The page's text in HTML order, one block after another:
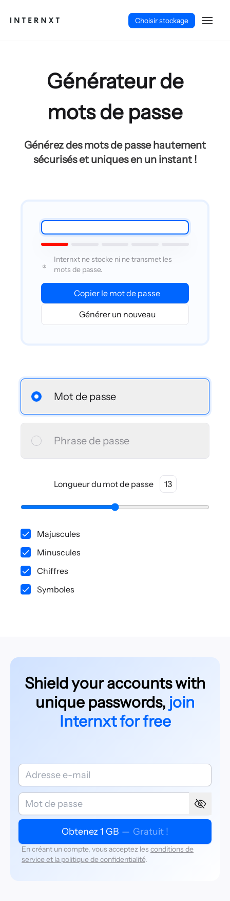
Choisir stockage
Générateur de
mots de passe
Générez des mots de passe hautement
sécurisés et uniques en un instant !
Internxt ne stocke ni ne transmet les
mots de passe.
Copier le mot de passe
Générer un nouveau
Mot de passe
Phrase de passe
Longueur du mot de passe 13
Majuscules
Minuscules
Chiffres
Symboles
Shield your accounts with
unique passwords, join
Internxt for free
Obtenez 1 GB — Gratuit !
En créant un compte, vous acceptez les conditions de
service et la politique de confidentialité.